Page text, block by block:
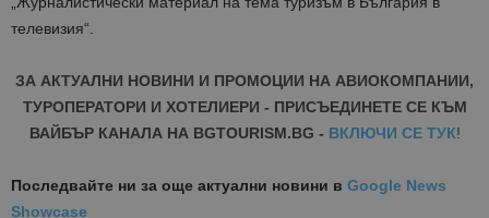
телевизия“.
ЗА АКТУАЛНИ НОВИНИ И ПРОМОЦИИ НА АВИОКОМПАНИИ,
ТУРОПЕРАТОРИ И ХОТЕЛИЕРИ - ПРИСЪЕДИНЕТЕ СЕ КЪМ
ВАЙБЪР КАНАЛА НА BGTOURISM.BG - ВКЛЮЧИ СЕ ТУК!
Последвайте ни за още актуални новини в Google News
Showcase